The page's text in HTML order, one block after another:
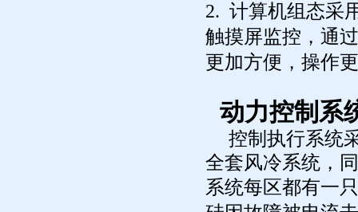
2. 计算机组态采
触摸屏监控，通
更加方便，操作
动力控制系
控制执行系统
全套风冷系统，
系统每区都有一